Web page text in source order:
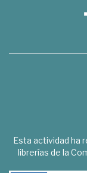
Esta actividad ha
librerías de la